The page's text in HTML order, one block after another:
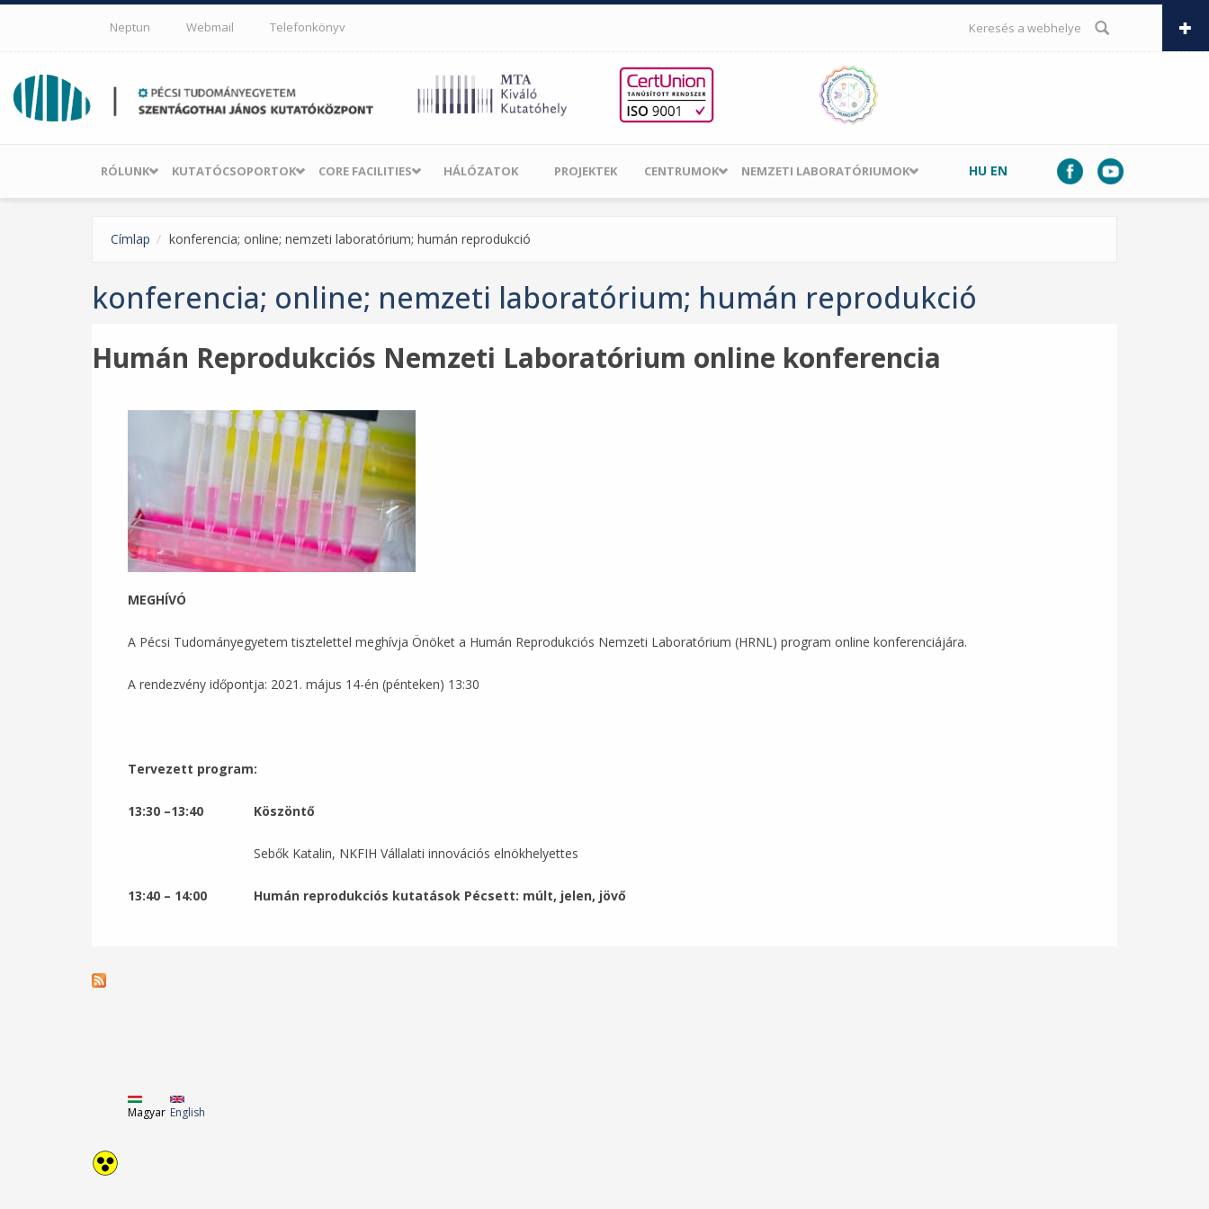
Ugrás a tartalomra
Neptun Webmail Telefonkönyv KERESÉS ŰRLAP
RÓLUNK KUTATÓCSOPORTOK CORE FACILITIES HÁLÓZATOK PROJEKTEK CENTRUMOK NEMZETI LABORATÓRIUMOK HU EN
Címlap konferencia; online; nemzeti laboratórium; humán reprodukció
konferencia; online; nemzeti laboratórium; humán reprodukció
Humán Reprodukciós Nemzeti Laboratórium online konferencia
MEGHÍVÓ
A Pécsi Tudományegyetem tisztelettel meghívja Önöket a Humán Reprodukciós Nemzeti Laboratórium (HRNL) program online konferenciájára.
A rendezvény időpontja: 2021. május 14-én (pénteken) 13:30
Tervezett program:
13:30 –13:40 Köszöntő
Sebők Katalin, NKFIH Vállalati innovációs elnökhelyettes
13:40 – 14:00 Humán reprodukciós kutatások Pécsett: múlt, jelen, jövő
Magyar English